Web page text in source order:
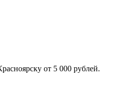
от 5 000 рублей.